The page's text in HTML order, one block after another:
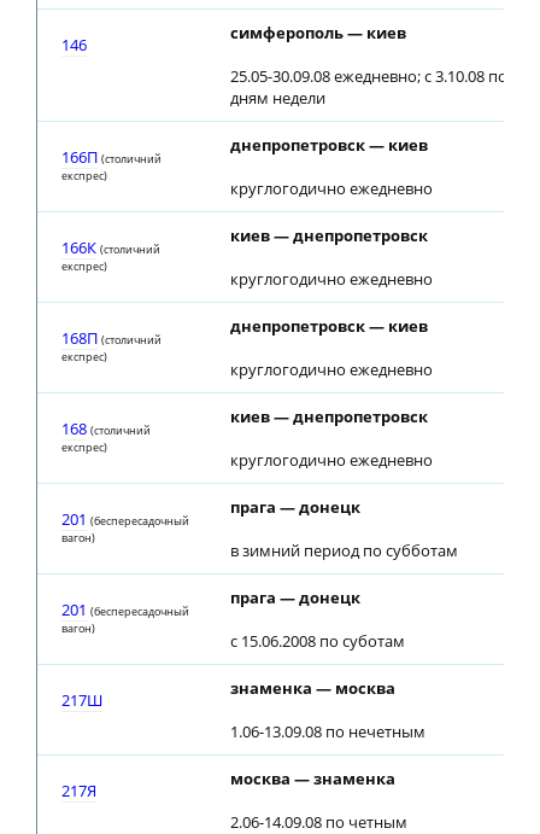
146
симферополь — киев
25.05-30.09.08 ежедневно; с 3.10.08 по 2,
дням недели
166П (столичний
експрес)
днепропетровск — киев
круглогодично ежедневно
166К (столичний
експрес)
киев — днепропетровск
круглогодично ежедневно
168П (столичний
експрес)
днепропетровск — киев
круглогодично ежедневно
168 (столичний
експрес)
киев — днепропетровск
круглогодично ежедневно
201 (беспересадочный
вагон)
прага — донецк
в зимний период по субботам
201 (беспересадочный
вагон)
прага — донецк
с 15.06.2008 по суботам
217Ш
знаменка — москва
1.06-13.09.08 по нечетным
217Я
москва — знаменка
2.06-14.09.08 по четным